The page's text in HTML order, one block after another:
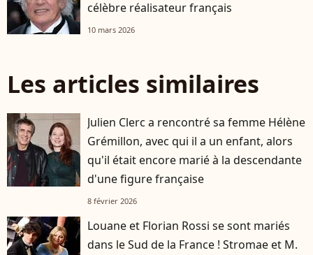
célèbre réalisateur français
10 mars 2026
Les articles similaires
Julien Clerc a rencontré sa femme Hélène
Grémillon, avec qui il a un enfant, alors
qu'il était encore marié à la descendante
d'une figure française
8 février 2026
Louane et Florian Rossi se sont mariés
dans le Sud de la France ! Stromae et M.